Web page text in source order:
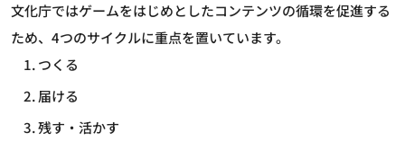
文化庁ではゲームをはじめとしたコンテンツの循環を促進する
ため、4つのサイクルに重点を置いています。
つくる
届ける
残す・活かす